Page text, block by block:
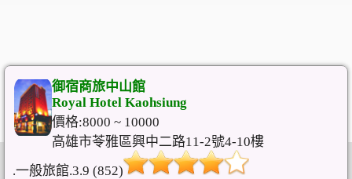
御宿商旅中山館
Royal Hotel Kaohsiung
價格:8000 ~ 10000
高雄市苓雅區興中二路11-2號4-10樓
.一般旅館.3.9 (852)